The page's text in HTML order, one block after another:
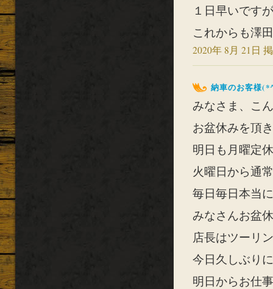
１日早いです
これからも澤
2020年 8月 21日
納車のお客様
みなさま、こ
お盆休みを頂
明日も月曜定
火曜日から通
毎日毎日本当
みなさんお盆
店長はツーリ
今日久しぶり
明日からお仕